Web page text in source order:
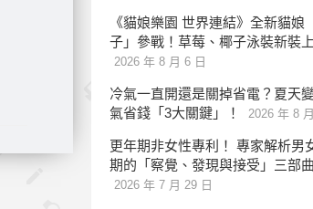
《貓娘樂園 世界連結》全新貓娘
子」參戰！草莓、椰子泳裝新裝
2026 年 8 月 6 日
冷氣一直開還是關掉省電？夏天
氣省錢「3大關鍵」！
2026 年 8
更年期非女性專利！ 專家解析男
期的「察覺、發現與接受」三部曲
2026 年 7 月 29 日